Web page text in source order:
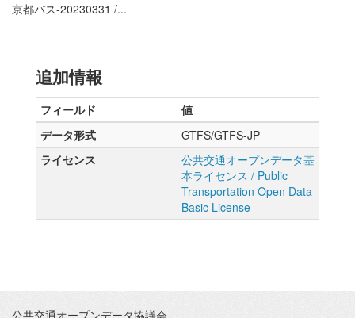
京都バス-20230331 /...
追加情報
フィールド
値
データ形式
GTFS/GTFS-JP
ライセンス
公共交通オープンデータ基
本ライセンス / Public
Transportation Open Data
Basic License
公共交通オープンデータ協議会